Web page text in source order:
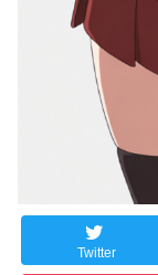
Twitter